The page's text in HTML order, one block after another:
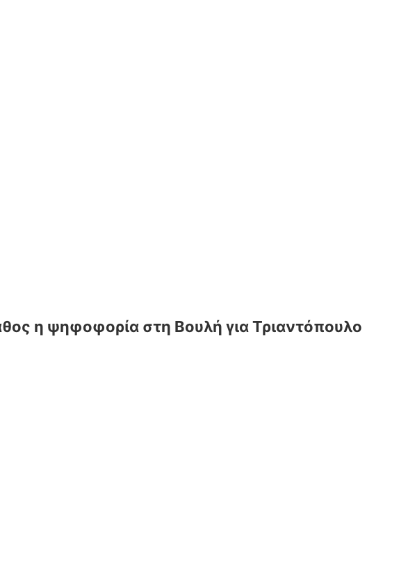
η ψηφοφορία στη Βουλή για Τριαντόπουλο